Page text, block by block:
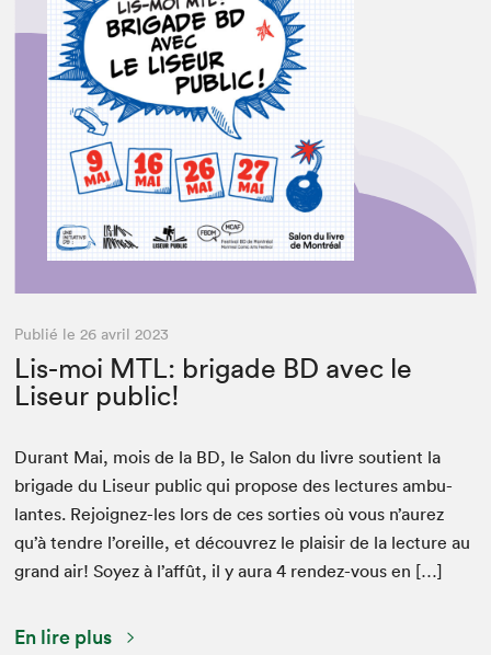
Publié le 26 avril 2023
Lis-moi MTL: brigade BD avec le
Liseur public!
Durant Mai, mois de la BD, le Salon du livre sou­tient la
brigade du Liseur pub­lic qui pro­pose des lec­tures ambu­
lantes. Rejoignez-les lors de ces sor­ties où vous n’aurez
qu’à ten­dre l’oreille, et décou­vrez le plaisir de la lec­ture au
grand air! Soyez à l’affût, il y aura4 ren­dez-vous en […]
En lire plus